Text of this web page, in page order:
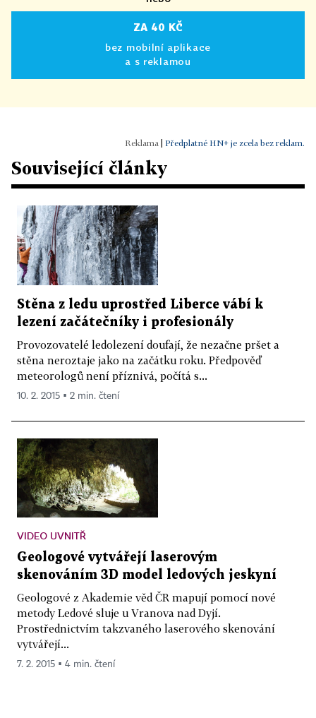
ZA 40 KČ
bez mobilní aplikace
a s reklamou
Předplatné HN+ je zcela bez reklam.
Související články
Stěna z ledu uprostřed Liberce vábí k
lezení začátečníky i profesionály
Provozovatelé ledolezení doufají, že nezačne pršet a
stěna neroztaje jako na začátku roku. Předpověď
meteorologů není příznivá, počítá s...
10. 2. 2015 ▪ 2 min. čtení
VIDEO UVNITŘ
Geologové vytvářejí laserovým
skenováním 3D model ledových jeskyní
Geologové z Akademie věd ČR mapují pomocí nové
metody Ledové sluje u Vranova nad Dyjí.
Prostřednictvím takzvaného laserového skenování
vytvářejí...
7. 2. 2015 ▪ 4 min. čtení